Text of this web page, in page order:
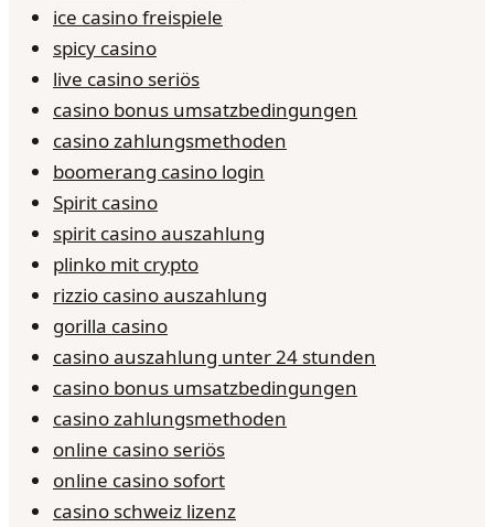
ice casino freispiele
spicy casino
live casino seriös
casino bonus umsatzbedingungen
casino zahlungsmethoden
boomerang casino login
Spirit casino
spirit casino auszahlung
plinko mit crypto
rizzio casino auszahlung
gorilla casino
casino auszahlung unter 24 stunden
casino bonus umsatzbedingungen
casino zahlungsmethoden
online casino seriös
online casino sofort
casino schweiz lizenz